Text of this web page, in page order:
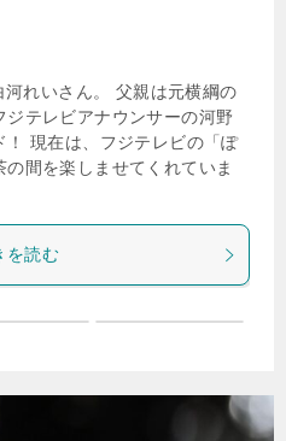
れいさん。 父親は元横綱の
テレビアナウンサーの河野
現在は、フジテレビの「ぽ
間を楽しませてくれていま
を読む